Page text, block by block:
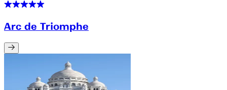
Arc de Triomphe